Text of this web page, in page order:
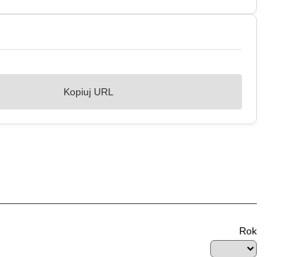
Kopiuj URL
Rok